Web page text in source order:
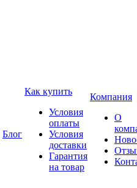
Блог
Как купить
Условия
оплаты
Условия
доставки
Гарантия
на товар
Компания
О